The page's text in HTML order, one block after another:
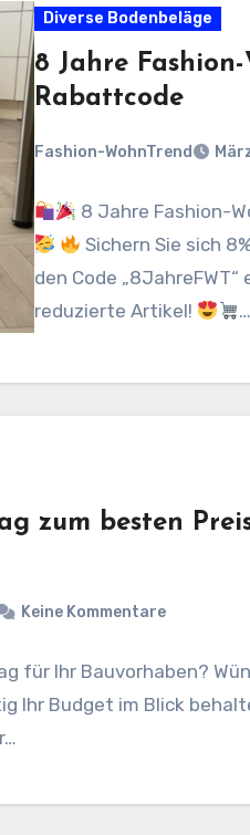
Diverse Bodenbeläge
8 Jahre Fashion-
Rabattcode
Fashion-WohnTrend
8 Jahre Fashion-
Sichern Sie sich
den Code
reduzierte Artikel!
…
zum besten
Keine Kommentare
für Ihr Bauvorhaben?
Ihr Budget im Blick